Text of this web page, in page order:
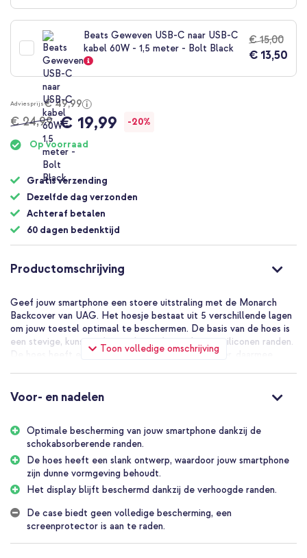
gallerij
Beats Geweven USB-C naar USB-C
kabel 60W - 1,5 meter - Bolt Black
€ 15,00
€ 13,50
Adviesprijs€ 49,99
€ 24,99 € 19,99
-20%
Op voorraad
Gratis verzending
Dezelfde dag verzonden
Achteraf betalen
60 dagen bedenktijd
Productomschrijving
Toon volledige omschrijving
Geef jouw smartphone een stoere uitstraling met de Monarch
Backcover van UAG. Het hoesje bestaat uit 5 verschillende lagen
om jouw toestel optimaal te beschermen. De basis van de hoes is
een stevige, kunststof case die is afgewerkt met siliconen randen.
De hoes heeft een valbescherming tot wel 5 meter, daarmee
ontwerp.
Het hoogwaardige, schokabsorberende materiaal zorgt voor veel
bescherming van je telefoon. De hoes bestaat uit 5 verschillende
lagen. De stevige, kunststof case zorgt voor een sterke basis.
Deze basis is afgewerkt met schokabsorberende, siliconen randen.
De hoes heeft een valbescherming tot wel 5 meter, daarmee
voldoet de hoes aan de MIL-STD-810G valtestnormen. Daarnaast
heeft de hoes verhoogde randen die extra bescherming bieden
aan de display.
Voor- en nadelen
Optimale bescherming van jouw smartphone dankzij de
schokabsorberende randen.
De hoes heeft een slank ontwerp, waardoor jouw smartphone
zijn dunne vormgeving behoudt.
Het display blijft beschermd dankzij de verhoogde randen.
De case biedt geen volledige bescherming, een
screenprotector is aan te raden.